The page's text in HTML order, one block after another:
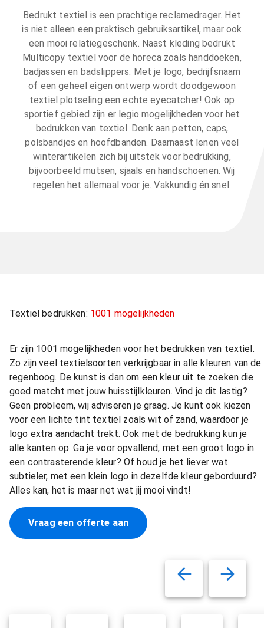
Bedrukt textiel is een prachtige reclamedrager. Het
is niet alleen een praktisch gebruiksartikel, maar ook
een mooi relatiegeschenk. Naast kleding bedrukt
Multicopy textiel voor de horeca zoals handdoeken,
badjassen en badslippers. Met je logo, bedrijfsnaam
of een geheel eigen ontwerp wordt doodgewoon
textiel plotseling een echte eyecatcher! Ook op
sportief gebied zijn er legio mogelijkheden voor het
bedrukken van textiel. Denk aan petten, caps,
polsbandjes en hoofdbanden. Daarnaast lenen veel
winterartikelen zich bij uitstek voor bedrukking,
bijvoorbeeld mutsen, sjaals en handschoenen. Wij
regelen het allemaal voor je. Vakkundig én snel.
Textiel bedrukken: 1001 mogelijkheden
Er zijn 1001 mogelijkheden voor het bedrukken van textiel.
Zo zijn veel textielsoorten verkrijgbaar in alle kleuren van de
regenboog. De kunst is dan om een kleur uit te zoeken die
goed matcht met jouw huisstijlkleuren. Vind je dit lastig?
Geen probleem, wij adviseren je graag. Je kunt ook kiezen
voor een lichte tint textiel zoals wit of zand, waardoor je
logo extra aandacht trekt. Ook met de bedrukking kun je
alle kanten op. Ga je voor opvallend, met een groot logo in
een contrasterende kleur? Of houd je het liever wat
subtieler, met een klein logo in dezelfde kleur geborduurd?
Alles kan, het is maar net wat jij mooi vindt!
Vraag een offerte aan